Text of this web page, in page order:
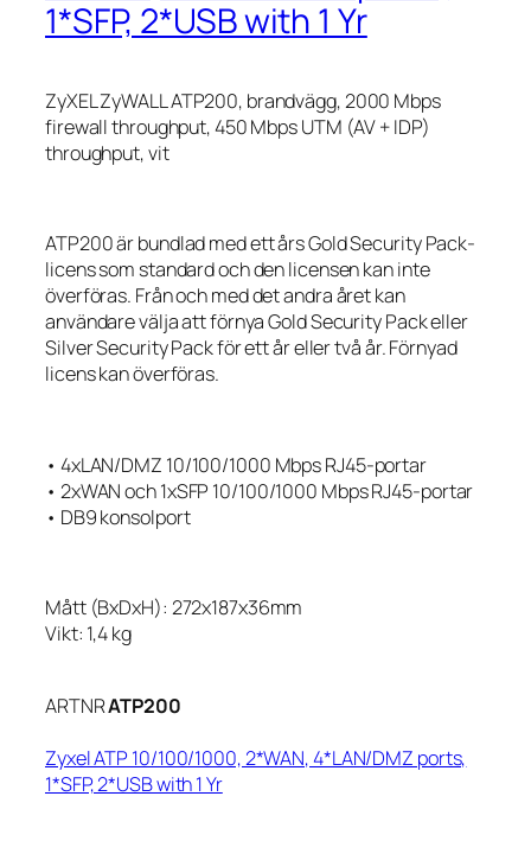
1*SFP, 2*USB with 1 Yr
ZyXEL ZyWALL ATP200, brandvägg, 2000 Mbps
firewall throughput, 450 Mbps UTM (AV + IDP)
throughput, vit
ATP200 är bundlad med ett års Gold Security Pack-
licens som standard och den licensen kan inte
överföras. Från och med det andra året kan
användare välja att förnya Gold Security Pack eller
Silver Security Pack för ett år eller två år. Förnyad
licens kan överföras.
• 4xLAN/DMZ 10/100/1000 Mbps RJ45-portar
• 2xWAN och 1xSFP 10/100/1000 Mbps RJ45-portar
• DB9 konsolport
Mått (BxDxH): 272x187x36mm
Vikt: 1,4 kg
ARTNRATP200
Zyxel ATP 10/100/1000, 2*WAN, 4*LAN/DMZ ports,
1*SFP, 2*USB with 1 Yr